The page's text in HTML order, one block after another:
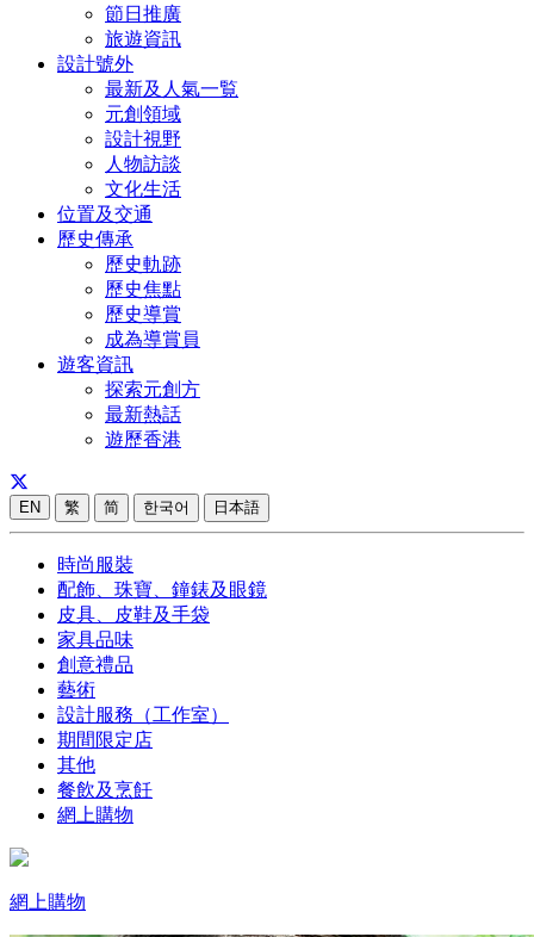
節日推廣
旅遊資訊
設計號外
最新及人氣一覧
元創領域
設計視野
人物訪談
文化生活
位置及交通
歷史傳承
歷史軌跡
歷史焦點
歷史導賞
成為導賞員
遊客資訊
探索元創方
最新熱話
遊歷香港
EN 繁 简 한국어 日本語
時尚服裝
配飾、珠寶、鐘錶及眼鏡
皮具、皮鞋及手袋
家具品味
創意禮品
藝術
設計服務（工作室）
期間限定店
其他
餐飲及烹飪
網上購物
網上購物